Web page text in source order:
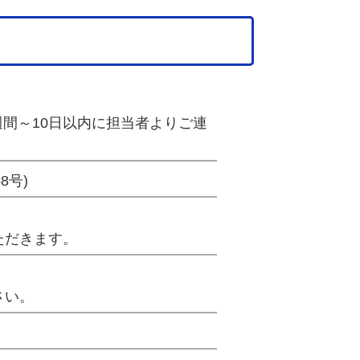
～10日以内に担当者よりご連
号)
きます。
。